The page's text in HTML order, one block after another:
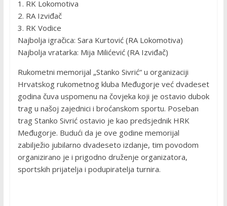
1. RK Lokomotiva
2. RA Izviđač
3. RK Vodice
Najbolja igračica: Sara Kurtović (RA Lokomotiva)
Najbolja vratarka: Mija Milićević (RA Izviđač)
Rukometni memorijal „Stanko Sivrić“ u organizaciji
Hrvatskog rukometnog kluba Međugorje već dvadeset
godina čuva uspomenu na čovjeka koji je ostavio dubok
trag u našoj zajednici i broćanskom sportu. Poseban
trag Stanko Sivrić ostavio je kao predsjednik HRK
Međugorje. Budući da je ove godine memorijal
zabilježio jubilarno dvadeseto izdanje, tim povodom
organizirano je i prigodno druženje organizatora,
sportskih prijatelja i podupiratelja turnira.